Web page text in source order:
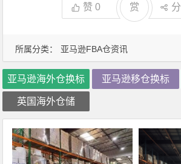
所属分类： 亚马逊FBA仓资讯
赞0 赏
亚马逊海外仓换标 亚马逊移仓换标
英国海外仓储